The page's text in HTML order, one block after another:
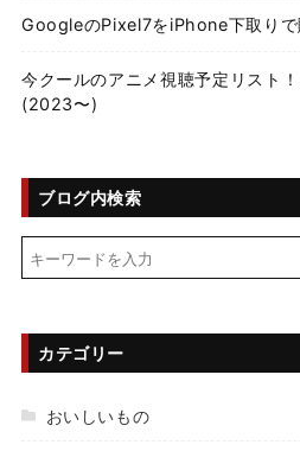
GoogleのPixel7をiPhone下取りで
今クールのアニメ視聴予定リスト
(2023〜)
ブログ内検索
カテゴリー
おいしいもの